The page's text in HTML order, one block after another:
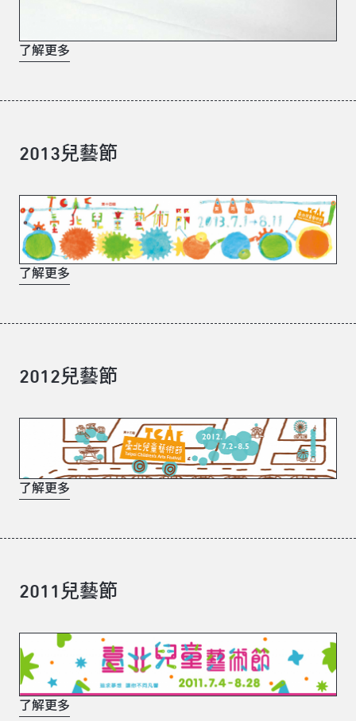
了解更多
2013兒藝節
了解更多
2012兒藝節
了解更多
2011兒藝節
了解更多